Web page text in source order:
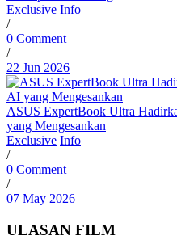
Exclusive Info
/
0 Comment
/
22 Jun 2026
ASUS ExpertBook Ultra
yang Mengesankan
Exclusive Info
/
0 Comment
/
07 May 2026
ULASAN FILM